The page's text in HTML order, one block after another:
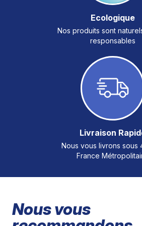
Ecologique
Nos produits sont
responsables
Livraison
Nous vous livrons sous
France
Nous vous